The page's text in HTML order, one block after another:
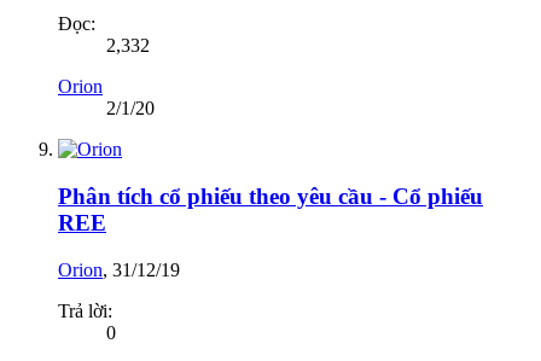
Đọc:
2,332
Orion
2/1/20
Phân tích cổ phiếu theo yêu cầu - Cổ phiếu
REE
Orion, 31/12/19
Trả lời:
0